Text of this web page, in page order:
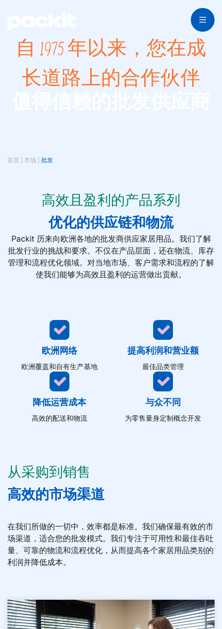
自 1975 年以来，您在成
长道路上的合作伙伴
首页 市场 批发
高效且盈利的产品系列
优化的供应链和物流
Packit 历来向欧洲各地的批发商供应家居用品。我们了解
批发行业的挑战和要求。不仅在产品层面，还在物流、库存
管理和流程优化领域。对当地市场、客户需求和流程的了解
使我们能够为高效且盈利的运营做出贡献。
欧洲网络
欧洲覆盖和自有生产基地
提高利润和营业额
最佳品类管理
降低运营成本
高效的配送和物流
与众不同
为零售量身定制概念开发
从采购到销售
高效的市场渠道
在我们所做的一切中，效率都是标准。我们确保最有效的市
场渠道，适合您的批发模式。我们专注于可用性和最佳吞吐
量、可靠的物流和流程优化，从而提高各个家居用品类别的
利润并降低成本。